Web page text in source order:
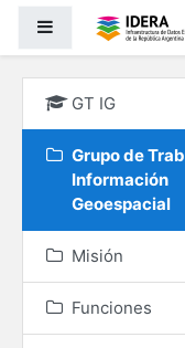
Panel lateral
GT IG
Grupo de
Información
Geoespacial
Misión
Funciones